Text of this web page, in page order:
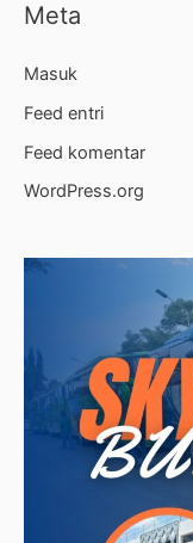
Meta
Masuk
Feed entri
Feed komentar
WordPress.org